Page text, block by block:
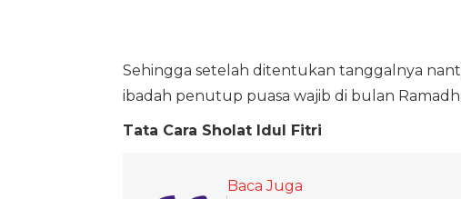
Sehingga setelah ditentukan tanggalnya
ibadah penutup puasa wajib di bulan
Tata Cara Sholat Idul Fitri
Baca Juga